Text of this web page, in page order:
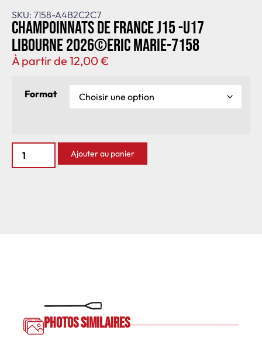
SKU: 7158-A4B2C2C7
Champoinnats de France J15 -U17
Libourne 2026©Eric Marie-7158
À partir de 12,00€
Format
Ajouter au panier
Photos similaires